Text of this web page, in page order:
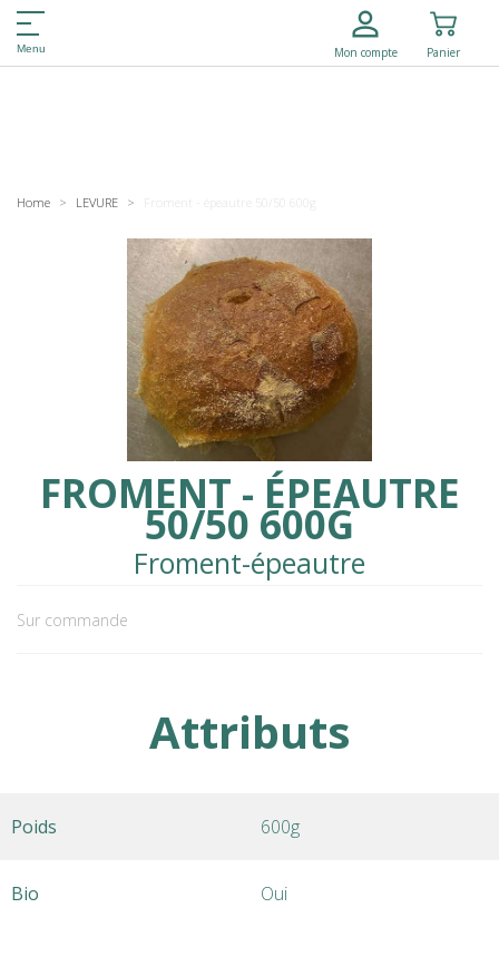
Menu Mon compte Panier
Home LEVURE Froment - épeautre 50/50 600g
FROMENT - ÉPEAUTRE
50/50 600G
Froment-épeautre
Sur commande
Attributs
Poids 600g
Bio Oui